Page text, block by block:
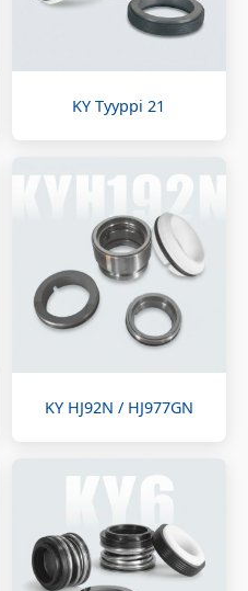
KY Tyyppi 21
KY HJ92N / HJ977GN